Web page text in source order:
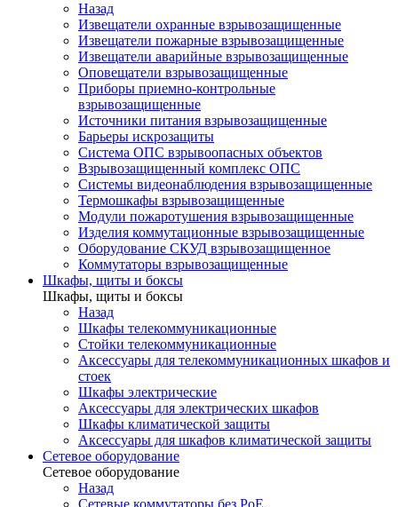
Назад
Извещатели охранные взрывозащищенные
Извещатели пожарные взрывозащищенные
Извещатели аварийные взрывозащищенные
Оповещатели взрывозащищенные
Приборы приемно-контрольные
взрывозащищенные
Источники питания взрывозащищенные
Барьеры искрозащиты
Система ОПС взрывоопасных объектов
Взрывозащищенный комплекс ОПС
Системы видеонаблюдения взрывозащищенные
Термошкафы взрывозащищенные
Модули пожаротушения взрывозащищенные
Изделия коммутационные взрывозащищенные
Оборудование СКУД взрывозащищенное
Коммутаторы взрывозащищенные
Шкафы, щиты и боксы
Шкафы, щиты и боксы
Назад
Шкафы телекоммуникационные
Стойки телекоммуникационные
Аксессуары для телекоммуникационных шкафов и
стоек
Шкафы электрические
Аксессуары для электрических шкафов
Шкафы климатической защиты
Аксессуары для шкафов климатической защиты
Сетевое оборудование
Сетевое оборудование
Назад
Сетевые коммутаторы без PoE